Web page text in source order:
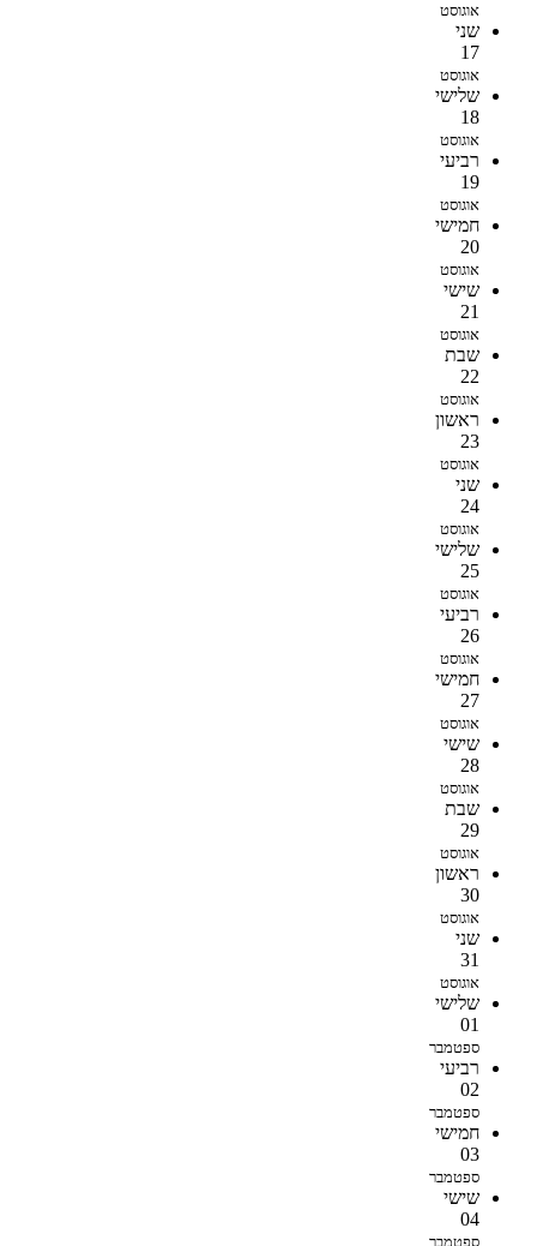
אוגוסט
שני
17
אוגוסט
שלישי
18
אוגוסט
רביעי
19
אוגוסט
חמישי
20
אוגוסט
שישי
21
אוגוסט
שבת
22
אוגוסט
ראשון
23
אוגוסט
שני
24
אוגוסט
שלישי
25
אוגוסט
רביעי
26
אוגוסט
חמישי
27
אוגוסט
שישי
28
אוגוסט
שבת
29
אוגוסט
ראשון
30
אוגוסט
שני
31
אוגוסט
שלישי
01
ספטמבר
רביעי
02
ספטמבר
חמישי
03
ספטמבר
שישי
04
ספטמבר